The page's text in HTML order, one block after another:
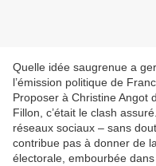
Quelle idée saugrenue a
l’émission politique de
Proposer à Christine Angot
Fillon, c’était le clash
réseaux sociaux – sans
contribue pas à donner de
électorale, embourbée